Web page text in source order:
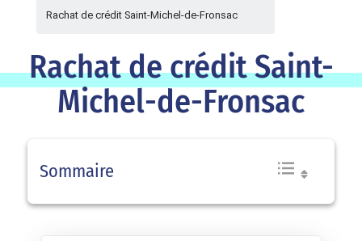
Rachat de crédit Saint-Michel-de-Fronsac
Rachat de crédit Saint-
Michel-de-Fronsac
Sommaire